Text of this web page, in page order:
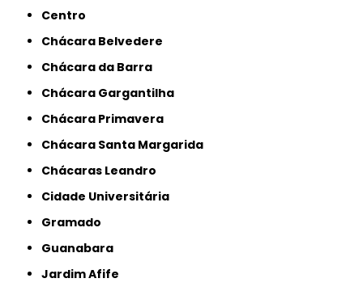
Centro
Chácara Belvedere
Chácara da Barra
Chácara Gargantilha
Chácara Primavera
Chácara Santa Margarida
Chácaras Leandro
Cidade Universitária
Gramado
Guanabara
Jardim Afife